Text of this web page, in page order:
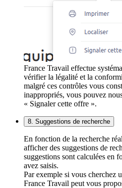
France Travail effectue
vérifier la légalité et la
malgré ces contrôles vous
inappropriés, vous pouvez
« Signaler cette offre ».
8. Suggestions de recherche
En fonction de la recherche
afficher des suggestions de
suggestions sont calculées en
avez saisis.
Par exemple si vous cherchez
France Travail peut vous